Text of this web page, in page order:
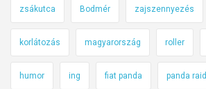
zsákutca Bodmér zajszennyezés
korlátozás magyarország roller
humor ing fiat panda panda raid